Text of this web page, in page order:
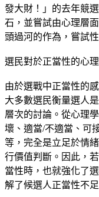
發大財！」的去年競
石，並嘗試由心理層
頭過河的作為，嘗試
選民對於正當性的心
由於選戰中正當性的
大多數選民衡量選人
層次的討論。從心理
壞、適當/不適當、可
等，完全是立足於情
行價值判斷。因此，
當性時，也就強化了
解了候選人正當性不